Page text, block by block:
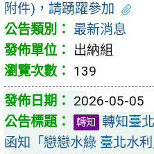
附件)，請踴躍參加
最新消息
出納組
139
2026-05-05
轉知
轉知臺
函知「戀戀水綠 臺北水